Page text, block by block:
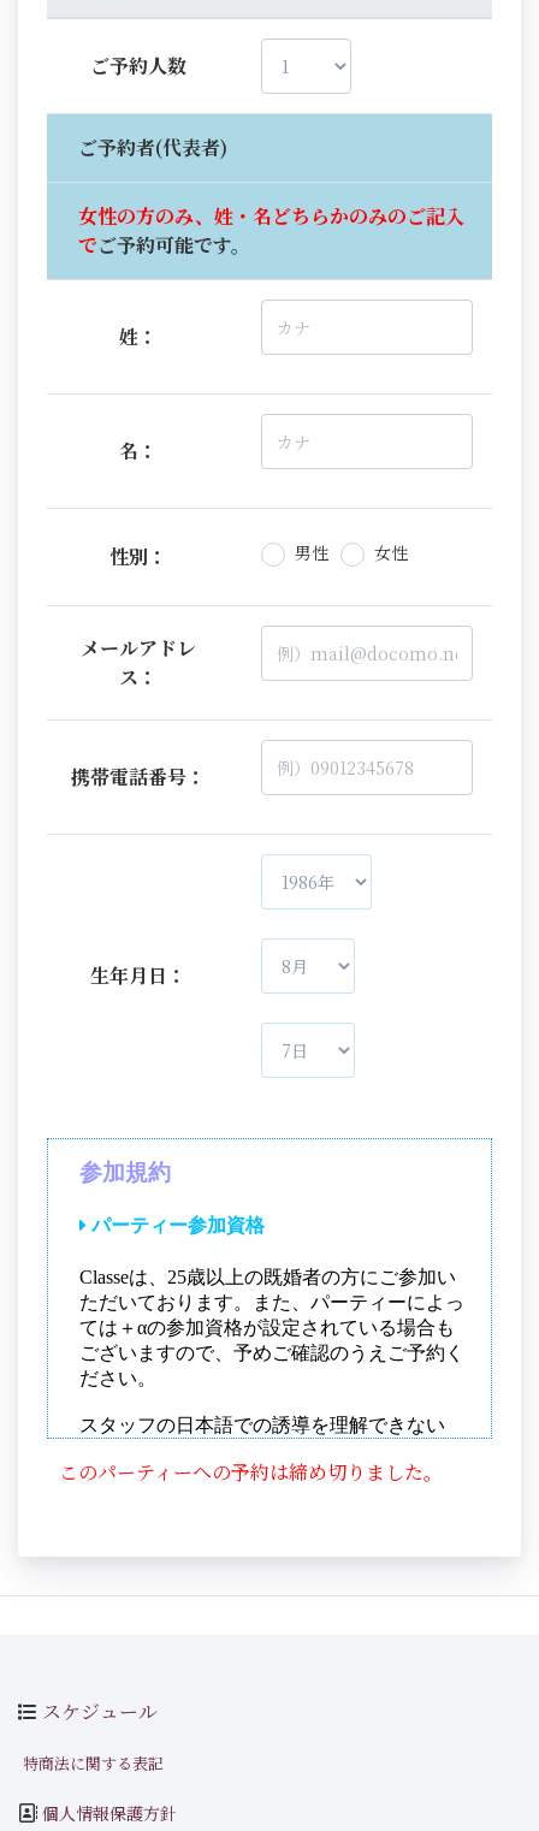
ご予約人数
ご予約者(代表者)
女性の方のみ、姓・名どちらかのみのご記入
でご予約可能です。
姓：
名：
性別： 男性 女性
メールアドレ
ス：
携帯電話番号：
生年月日：
このパーティーへの予約は締め切りました。
スケジュール
特商法に関する表記
個人情報保護方針